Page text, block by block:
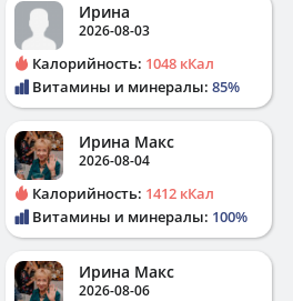
Ирина
2026-08-03
Калорийность: 1048 кКал
Витамины и минералы: 85%
Ирина Макс
2026-08-04
Калорийность: 1412 кКал
Витамины и минералы: 100%
Ирина Макс
2026-08-06